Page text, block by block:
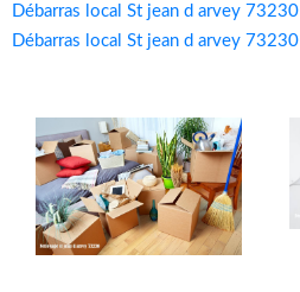
Débarras local St jean d arvey 73230
Débarras local St jean d arvey 73230